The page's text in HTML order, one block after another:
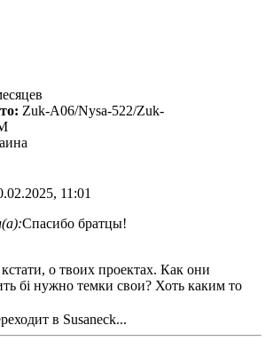
Zuk-A06/Nysa-522/Zuk-
11:01
Спасибо братцы!
о твоих проектах. Как они
бі нужно темки свои? Хоть каким то
в Susaneck...